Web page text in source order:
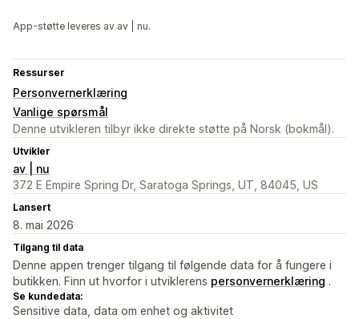
App-støtte leveres av av | nu.
Ressurser
Personvernerklæring
Vanlige spørsmål
Denne utvikleren tilbyr ikke direkte støtte på Norsk (bokmål).
Utvikler
av | nu
372 E Empire Spring Dr, Saratoga Springs, UT, 84045, US
Lansert
8. mai 2026
Tilgang til data
Denne appen trenger tilgang til følgende data for å fungere i
butikken. Finn ut hvorfor i utviklerens personvernerklæring .
Se kundedata:
Sensitive data, data om enhet og aktivitet